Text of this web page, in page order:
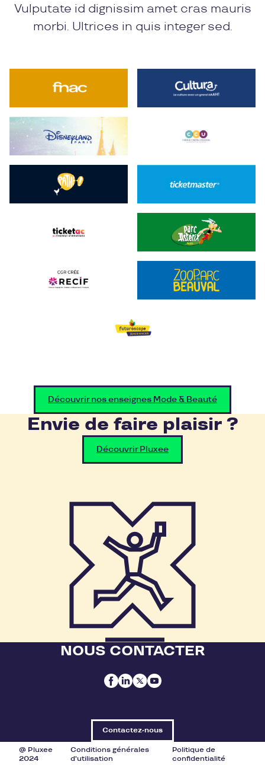
Vulputate id dignissim amet cras mauris
morbi. Ultrices in quis integer sed.
Découvrir nos enseignes Mode & Beauté
Envie de faire plaisir ?
Découvrir Pluxee
NOUS CONTACTER
Contactez-nous
@ Pluxee
2024
Conditions générales
d'utilisation
Politique de
confidentialité